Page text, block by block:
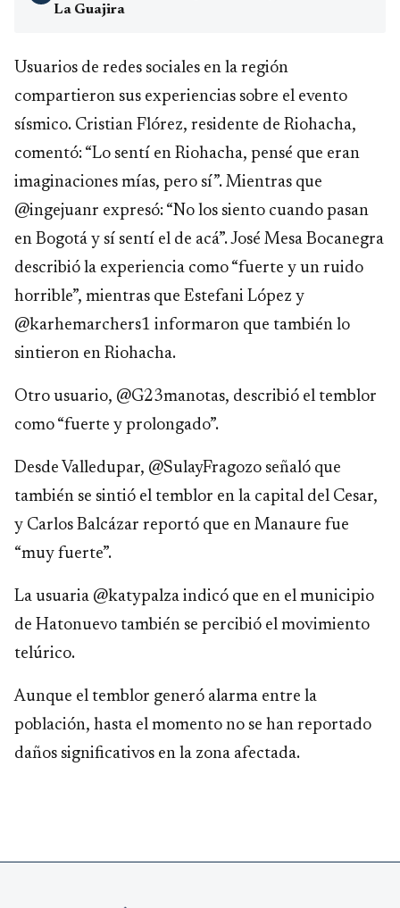
La Guajira
Usuarios de redes sociales en la región
compartieron sus experiencias sobre el evento
sísmico. Cristian Flórez, residente de Riohacha,
comentó: “Lo sentí en Riohacha, pensé que eran
imaginaciones mías, pero sí”. Mientras que
@ingejuanr expresó: “No los siento cuando pasan
en Bogotá y sí sentí el de acá”. José Mesa Bocanegra
describió la experiencia como “fuerte y un ruido
horrible”, mientras que Estefani López y
@karhemarchers1 informaron que también lo
sintieron en Riohacha.
Otro usuario, @G23manotas, describió el temblor
como “fuerte y prolongado”.
Desde Valledupar, @SulayFragozo señaló que
también se sintió el temblor en la capital del Cesar,
y Carlos Balcázar reportó que en Manaure fue
“muy fuerte”.
La usuaria @katypalza indicó que en el municipio
de Hatonuevo también se percibió el movimiento
telúrico.
Aunque el temblor generó alarma entre la
población, hasta el momento no se han reportado
daños significativos en la zona afectada.